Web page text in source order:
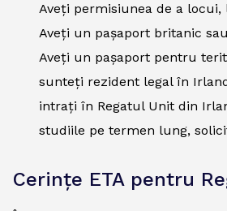
Aveți permisiunea de a
Aveți un pașaport britanic
Aveți un pașaport pentru
sunteți rezident legal în
intrați în Regatul Unit din
studiile pe termen lung,
Cerințe ETA pentru